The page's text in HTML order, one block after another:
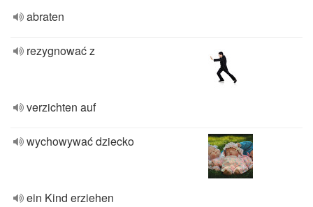
abraten
rezygnować z
verzichten auf
wychowywać dziecko
ein Kind erziehen